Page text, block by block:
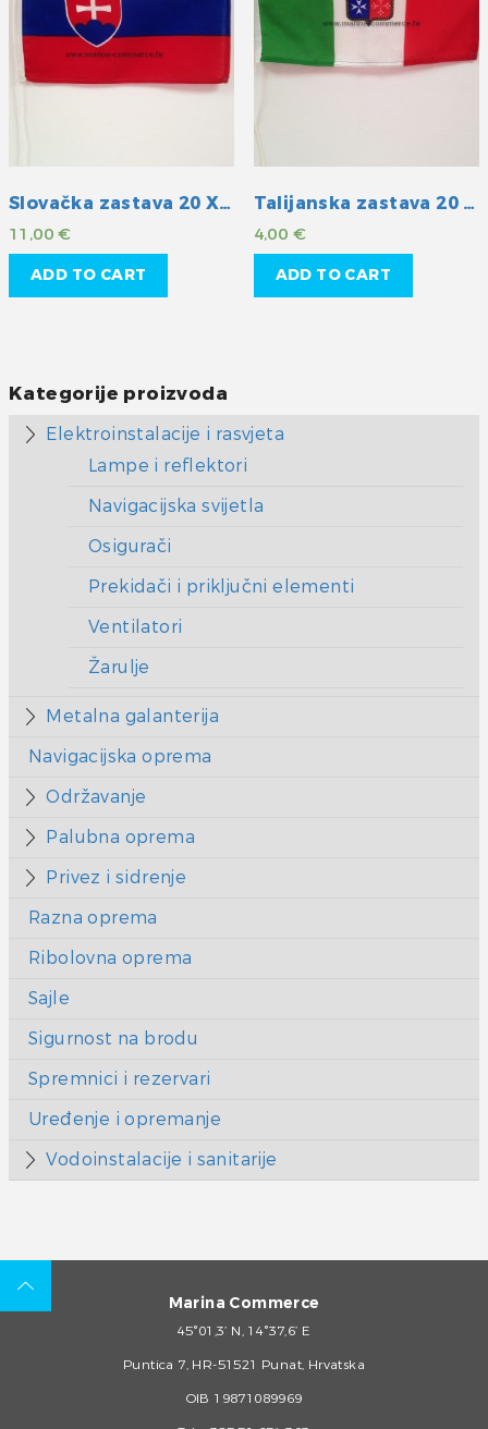
Slovačka zastava 20 X 30 cm
11,00€
ADD TO CART
Talijanska zastava 20 X 30 cm
4,00 €
ADD TO CART
Kategorije proizvoda
Elektroinstalacije i rasvjeta
Lampe i reflektori
Navigacijska svijetla
Osigurači
Prekidači i priključni elementi
Ventilatori
Žarulje
Metalna galanterija
Navigacijska oprema
Održavanje
Palubna oprema
Privez i sidrenje
Razna oprema
Ribolovna oprema
Sajle
Sigurnost na brodu
Spremnici i rezervari
Uređenje i opremanje
Vodoinstalacije i sanitarije
Marina Commerce
45°01,3’ N, 14°37,6’ E
Puntica 7, HR-51521 Punat, Hrvatska
OIB 19871089969